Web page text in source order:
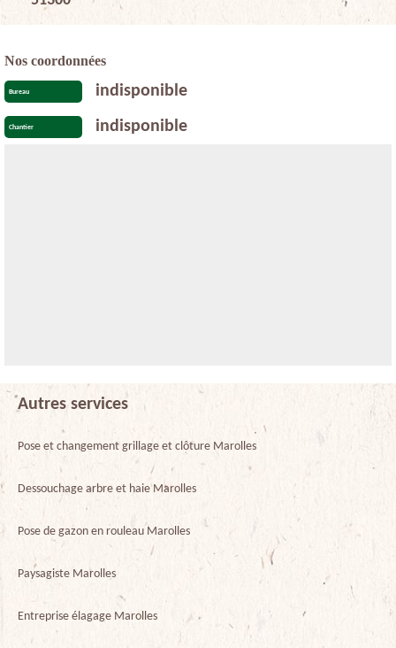
Nos coordonnées
Bureau indisponible
Chantier indisponible
Autres services
Pose et changement grillage et clôture Marolles
Dessouchage arbre et haie Marolles
Pose de gazon en rouleau Marolles
Paysagiste Marolles
Entreprise élagage Marolles